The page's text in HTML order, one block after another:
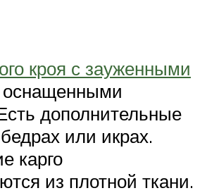
кроя с зауженными
дополнительные
или икрах.
карго
из плотной ткани.